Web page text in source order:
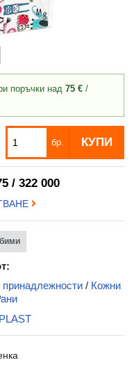
поръчки над 75 € /
бр. КУПИ
/ 322 000
/ Кожни